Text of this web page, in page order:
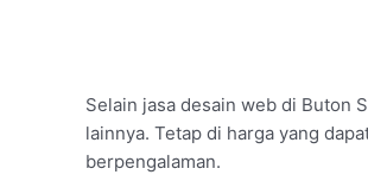
Selain jasa desain web di Buton
lainnya. Tetap di harga yang
berpengalaman.